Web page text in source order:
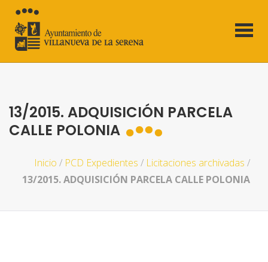
13/2015. ADQUISICIÓN PARCELA
CALLE POLONIA
Inicio / PCD Expedientes / Licitaciones archivadas /
13/2015. ADQUISICIÓN PARCELA CALLE POLONIA